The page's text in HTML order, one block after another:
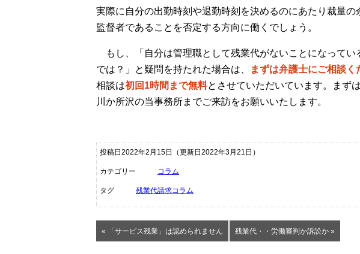
実際に自分の出勤時刻や退勤時刻を決めるのにあたり裁量
監督者であることを否定する方向に働くでしょう。
もし、「自分は管理職として残業代がないことになってい
では？」と疑問を持たれた場合は、
まずは弁護士にご相談く
相談は初回1時間まで無料とさせていただいています。まず
川か所沢の当事務所までご来訪をお願いいたします。
投稿日2022年2月15日 （更新日2022年3月21日）
カテゴリー コラム
タグ 残業代請求コラム
« 「サービス残業」は認められません 残業代・・労働審判か訴訟か »